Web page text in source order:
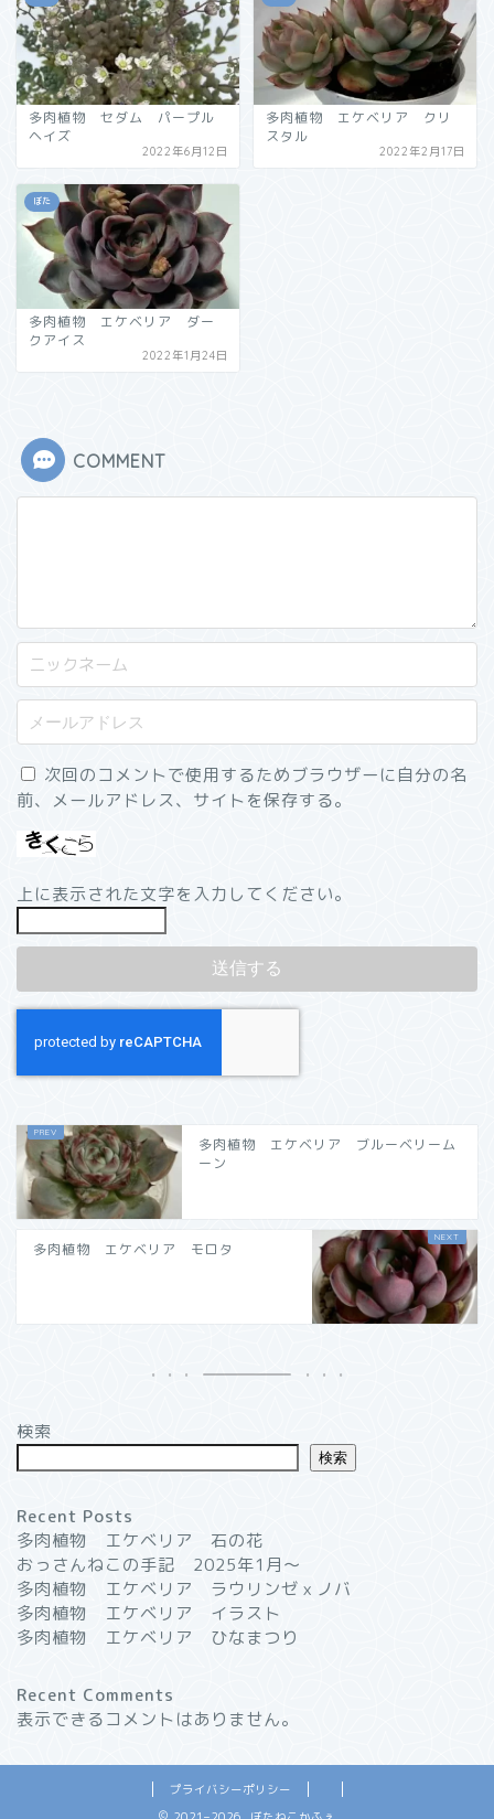
多肉植物 セダム パープル
ヘイズ
2022年6月12日
多肉植物 エケベリア クリ
スタル
2022年2月17日
ぼた
多肉植物 エケベリア ダー
クアイス
2022年1月24日
COMMENT
次回のコメントで使用するためブラウザーに自分の名
前、メールアドレス、サイトを保存する。
上に表示された文字を入力してください。
多肉植物 エケベリア ブルーベリーム
ーン
多肉植物 エケベリア モロタ
検索
検索
Recent Posts
多肉植物 エケベリア 石の花
おっさんねこの手記 2025年1月〜
多肉植物 エケベリア ラウリンゼｘノバ
多肉植物 エケベリア イラスト
多肉植物 エケベリア ひなまつり
Recent Comments
表示できるコメントはありません。
プライバシーポリシー